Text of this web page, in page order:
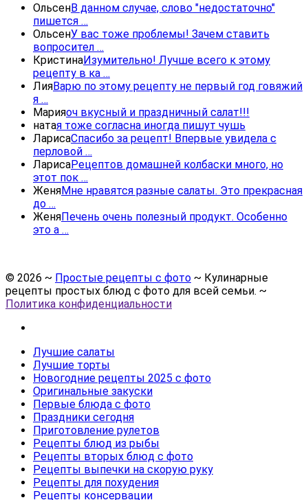
ОльсенВ данном случае, слово "недостаточно"
пишется …
ОльсенУ вас тоже проблемы! Зачем ставить
вопросител …
КристинаИзумительно! Лучше всего к этому
рецепту в ка …
ЛияВарю по этому рецепту не первый год говяжий
я …
Марияоч вкусный и праздничный салат!!!
натая тоже согласна иногда пишут чушь
ЛарисаСпасибо за рецепт! Впервые увидела с
перловой …
ЛарисаРецептов домашней колбаски много, но
этот пок …
ЖеняМне нравятся разные салаты. Это прекрасная
до …
ЖеняПечень очень полезный продукт. Особенно
это а …
© 2026 ~ Простые рецепты с фото ~ Кулинарные
рецепты простых блюд с фото для всей семьи. ~
Политика конфиденциальности
Лучшие салаты
Лучшие торты
Новогодние рецепты 2025 с фото
Оригинальные закуски
Первые блюда с фото
Праздники сегодня
Приготовление рулетов
Рецепты блюд из рыбы
Рецепты вторых блюд с фото
Рецепты выпечки на скорую руку
Рецепты для похудения
Рецепты консервации